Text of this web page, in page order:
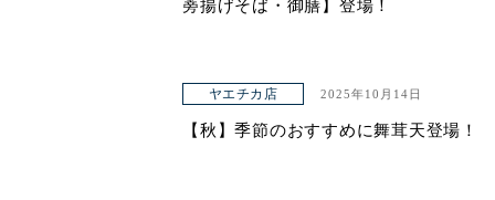
蒡揚げそば・御膳】登場！
ヤエチカ店 2025年10月14日
【秋】季節のおすすめに舞茸天登場！